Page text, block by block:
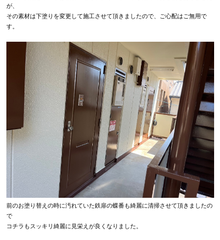
が、
その素材は下塗りを変更して施工させて頂きましたので、ご心配はご無用で
す。
前のお塗り替えの時に汚れていた鉄扉の蝶番も綺麗に清掃させて頂きましたの
で
コチラもスッキリ綺麗に見栄えが良くなりました。